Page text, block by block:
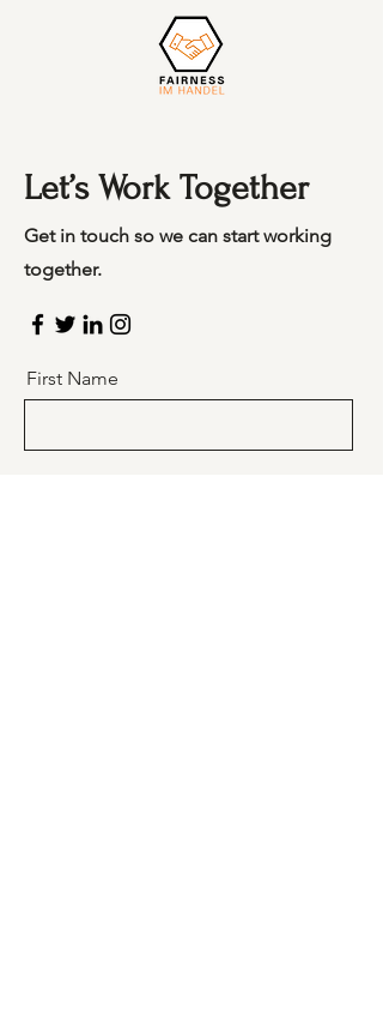
Let’s Work Together
Get in touch so we can start working
together.
First Name